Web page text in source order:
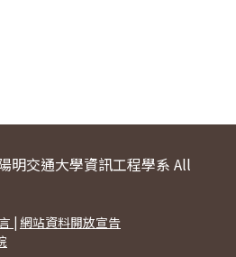
明交通大學資訊工程學系 All
| 網站資料開放宣告